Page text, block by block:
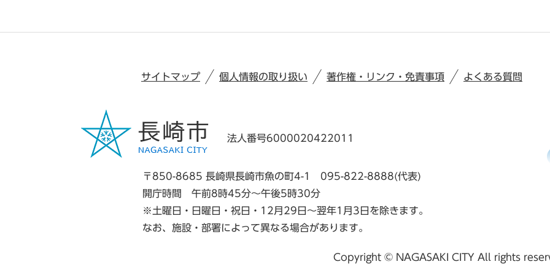
サイトマップ 個人情報の取り扱い 著作権・リンク・免責事項 よくある質問
法人番号6000020422011
〒850-8685 長崎県長崎市魚の町4-1
095-822-8888(代表)
開庁時間 午前8時45分～午後5時30分
※土曜日・日曜日・祝日・12月29日～翌年1月3日を除きます。
なお、施設・部署によって異なる場合があります。
Copyright © NAGASAKI CITY All rights